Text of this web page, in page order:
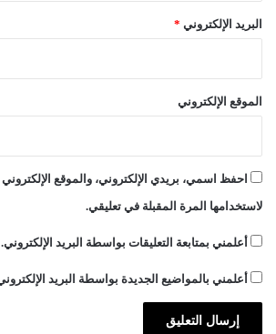
البريد الإلكتروني *
الموقع الإلكتروني
احفظ اسمي، بريدي الإلكتروني، والموقع
لاستخدامها المرة المقبلة في تعليقي.
أعلمني بمتابعة التعليقات بواسطة البريد الإلكتروني.
أعلمني بالمواضيع الجديدة بواسطة البريد